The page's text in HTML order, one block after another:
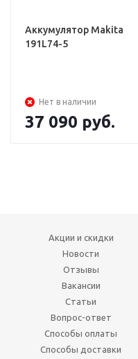
Аккумулятор Makita
191L74-5
Нет в наличии
37 090 руб.
Акции и скидки
Новости
Отзывы
Вакансии
Статьи
Вопрос-ответ
Способы оплаты
Способы доставки